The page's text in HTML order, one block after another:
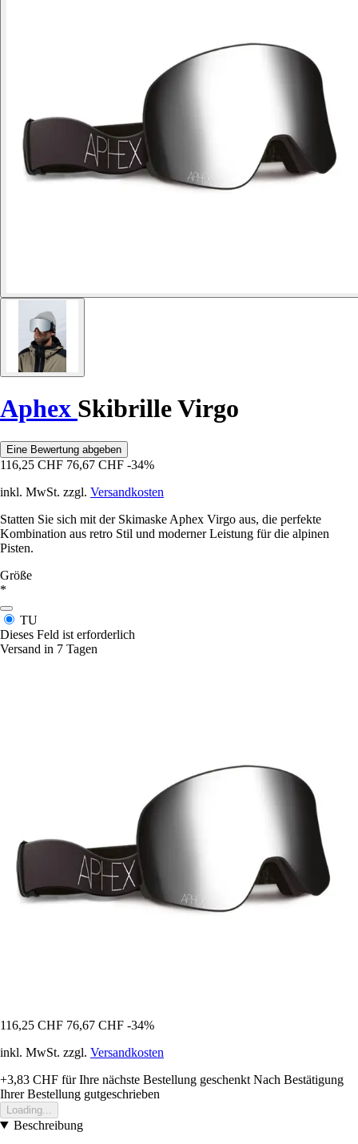
Aphex Skibrille Virgo
Eine Bewertung abgeben
116,25 CHF 76,67 CHF -34%
inkl. MwSt. zzgl. Versandkosten
Statten Sie sich mit der Skimaske Aphex Virgo aus, die perfekte
Kombination aus retro Stil und moderner Leistung für die alpinen
Pisten.
Größe
*
TU
Dieses Feld ist erforderlich
Versand in 7 Tagen
116,25 CHF 76,67 CHF -34%
inkl. MwSt. zzgl. Versandkosten
+3,83 CHF für Ihre nächste Bestellung geschenkt Nach Bestätigung
Ihrer Bestellung gutgeschrieben
Loading...
Beschreibung